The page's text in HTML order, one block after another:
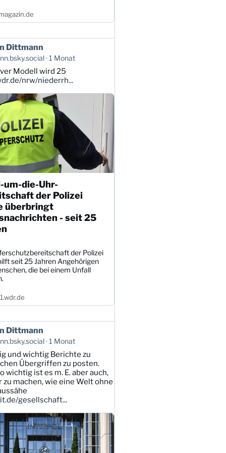
Dittmann
1 Monat
Modell wird 25
nrw/niederrh...
um-die-Uhr-
der Polizei
überbringt
- seit 25
der Polizei
seit 25 Jahren Angehörigen
die bei einem Unfall
Dittmann
1 Monat
und wichtig Berichte zu
Übergriffen zu posten.
wichtig ist es m. E. aber auch,
zu machen, wie eine Welt ohne
gesellschaft...